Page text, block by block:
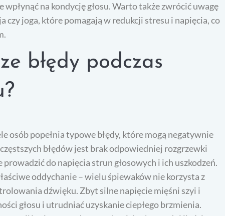
na kondycję głosu. Warto także zwrócić uwagę
czy joga, które pomagają w redukcji stresu i napięcia, co
błędy podczas
osób popełnia typowe błędy, które mogą negatywnie
błędów jest brak odpowiedniej rozgrzewki
do napięcia strun głosowych i ich uszkodzeń.
oddychanie – wielu śpiewaków nie korzysta z
dźwięku. Zbyt silne napięcie mięśni szyi i
głosu i utrudniać uzyskanie ciepłego brzmienia.